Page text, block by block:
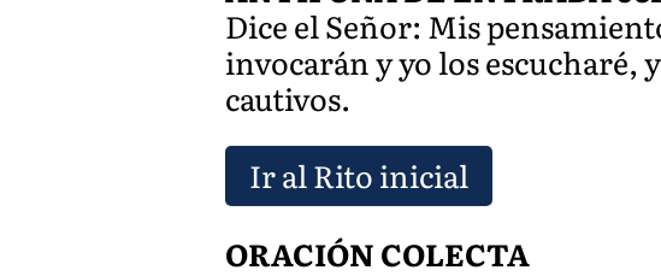
Dice el Señor: Mis
invocarán y yo los escucharé,
cautivos.
Ir al Rito inicial
ORACIÓN COLECTA